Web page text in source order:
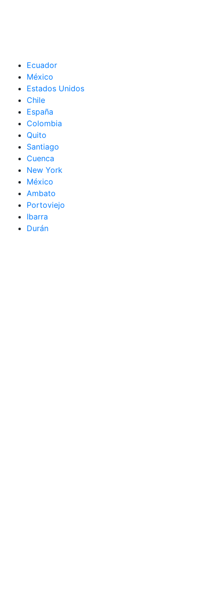
Ecuador
México
Estados Unidos
Chile
España
Colombia
Quito
Santiago
Cuenca
New York
México
Ambato
Portoviejo
Ibarra
Durán